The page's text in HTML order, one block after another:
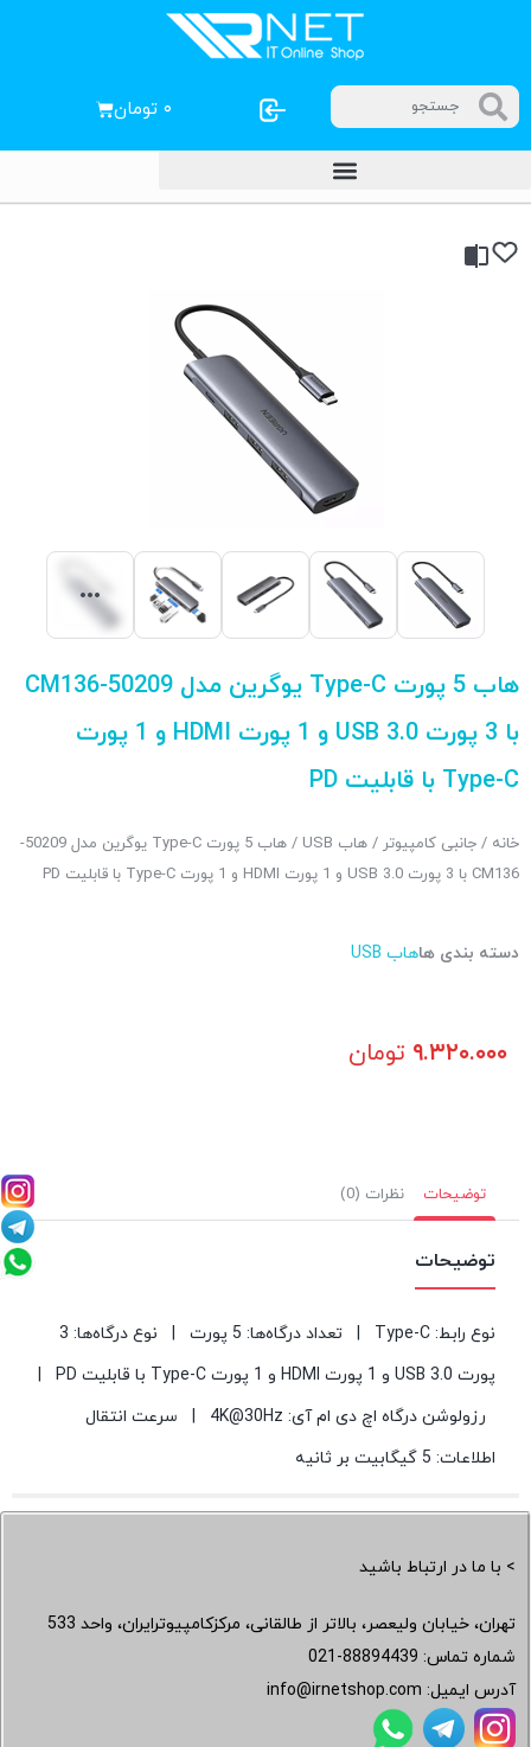
۰ تومان
هاب 5 پورت Type-C یوگرین مدل 50209-CM136
با 3 پورت 3.0 USB و 1 پورت HDMI و 1 پورت
Type-C با قابلیت PD
خانه / جانبی کامپیوتر / هاب USB
/ هاب 5 پورت Type-C یوگرین مدل 50209-
CM136 با 3 پورت 3.0 USB و 1 پورت HDMI و 1 پورت Type-C با قابلیت PD
دسته بندی هاهاب USB
۹.۳۲۰.۰۰۰ تومان
توضیحات نظرات (0)
توضیحات
​نوع رابط: Type-C | تعداد درگاه‌ها: 5 پورت | نوع درگاه‌ها: 3
پورت USB 3.0 و 1 پورت HDMI و 1 پورت Type-C با قابلیت PD |
رزولوشن درگاه اچ دی ام آی: 4K@30Hz | سرعت انتقال
اطلاعات: 5 گیگابیت بر ثانیه​
> با ما در ارتباط باشید
تهران، خیابان ولیعصر، بالاتر از طالقانی، مرکزکامپیوترایران، واحد 533
شماره تماس: 021-88894439
آدرس ایمیل: info@irnetshop.com